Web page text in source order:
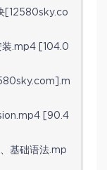
[12580sky.co
装.mp4 [104.0
[90.4
基础语法.mp